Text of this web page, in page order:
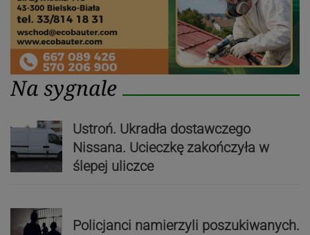
Na sygnale
Ustroń. Ukradła dostawczego
Nissana. Ucieczkę zakończyła w
ślepej uliczce
Policjanci namierzyli poszukiwanych.